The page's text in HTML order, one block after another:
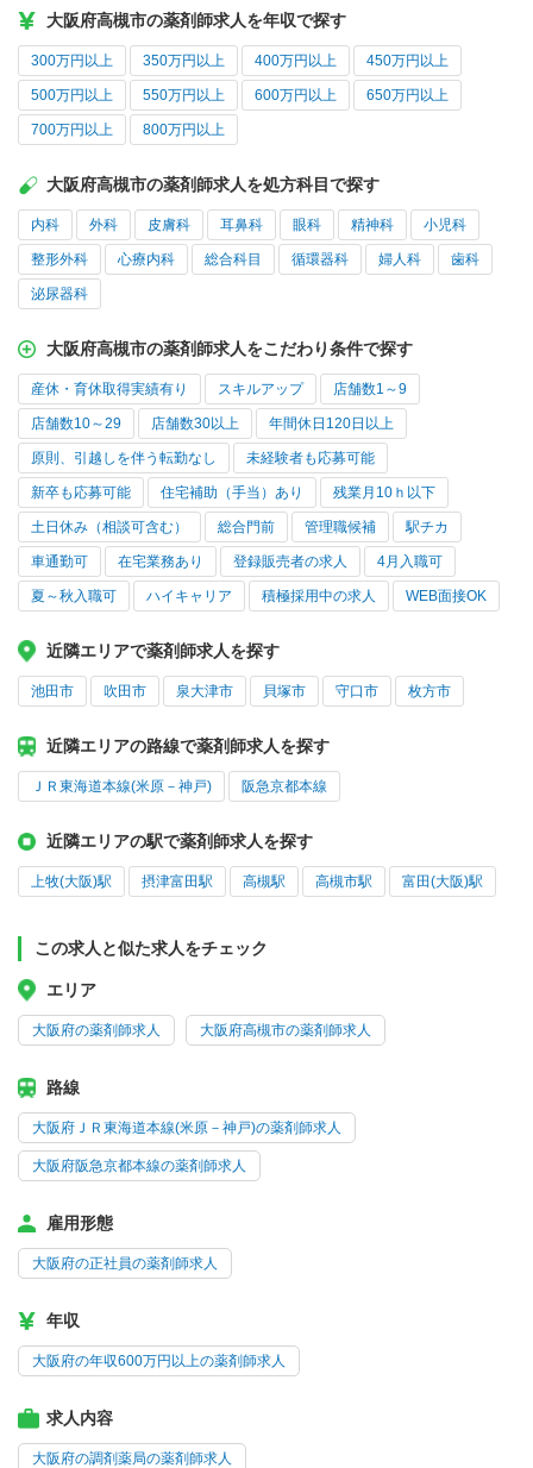
大阪府高槻市の薬剤師求人を年収で探す
300万円以上 350万円以上 400万円以上 450万円以上
500万円以上 550万円以上 600万円以上 650万円以上
700万円以上 800万円以上
大阪府高槻市の薬剤師求人を処方科目で探す
内科 外科 皮膚科 耳鼻科 眼科 精神科 小児科
整形外科 心療内科 総合科目 循環器科 婦人科 歯科
泌尿器科
大阪府高槻市の薬剤師求人をこだわり条件で探す
産休・育休取得実績有り スキルアップ 店舗数1～9
店舗数10～29 店舗数30以上 年間休日120日以上
原則、引越しを伴う転勤なし 未経験者も応募可能
新卒も応募可能 住宅補助（手当）あり 残業月10ｈ以下
土日休み（相談可含む） 総合門前 管理職候補 駅チカ
車通勤可 在宅業務あり 登録販売者の求人 4月入職可
夏～秋入職可 ハイキャリア 積極採用中の求人 WEB面接OK
近隣エリアで薬剤師求人を探す
池田市 吹田市 泉大津市 貝塚市 守口市 枚方市
近隣エリアの路線で薬剤師求人を探す
ＪＲ東海道本線(米原－神戸) 阪急京都本線
近隣エリアの駅で薬剤師求人を探す
上牧(大阪)駅 摂津富田駅 高槻駅 高槻市駅 富田(大阪)駅
この求人と似た求人をチェック
エリア
大阪府の薬剤師求人 大阪府高槻市の薬剤師求人
路線
大阪府ＪＲ東海道本線(米原－神戸)の薬剤師求人
大阪府阪急京都本線の薬剤師求人
雇用形態
大阪府の正社員の薬剤師求人
年収
大阪府の年収600万円以上の薬剤師求人
求人内容
大阪府の調剤薬局の薬剤師求人